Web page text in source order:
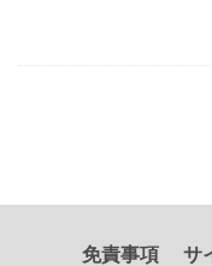
免責事項 サ